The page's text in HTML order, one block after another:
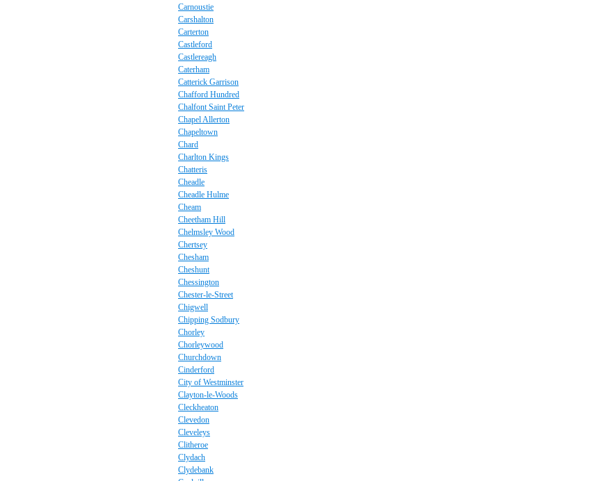
Carnoustie
Carshalton
Carterton
Castleford
Castlereagh
Caterham
Catterick Garrison
Chafford Hundred
Chalfont Saint Peter
Chapel Allerton
Chapeltown
Chard
Charlton Kings
Chatteris
Cheadle
Cheadle Hulme
Cheam
Cheetham Hill
Chelmsley Wood
Chertsey
Chesham
Cheshunt
Chessington
Chester-le-Street
Chigwell
Chipping Sodbury
Chorley
Chorleywood
Churchdown
Cinderford
City of Westminster
Clayton-le-Woods
Cleckheaton
Clevedon
Cleveleys
Clitheroe
Clydach
Clydebank